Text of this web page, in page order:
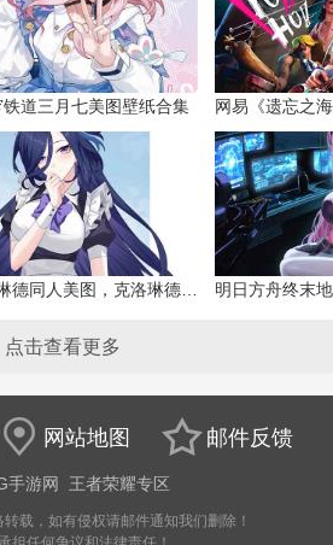
铁道三月七美图壁纸合集 网易《遗忘之
原神克洛琳德同人美图，克洛琳德战败会怎样
点击查看更多
网站地图 邮件反馈
手游网 王者荣耀专区
载，如有侵权请邮件通知我们删除！